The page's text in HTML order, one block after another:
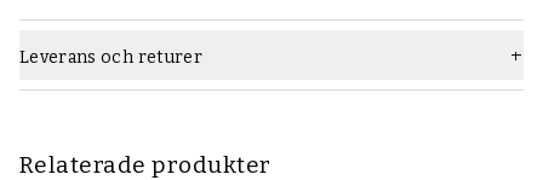
Leverans och returer
Relaterade produkter